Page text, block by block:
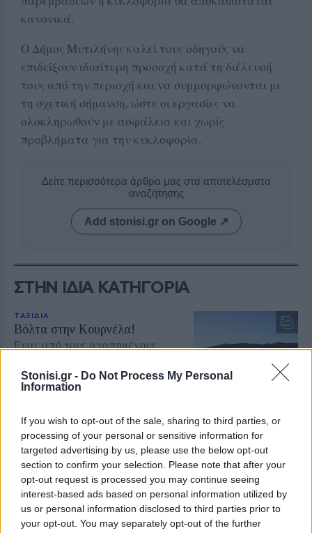
Stonisi.gr - Do Not Process My Personal
Information
If you wish to opt-out of the sale, sharing to third parties, or
processing of your personal or sensitive information for
targeted advertising by us, please use the below opt-out
section to confirm your selection. Please note that after your
opt-out request is processed you may continue seeing
interest-based ads based on personal information utilized by
us or personal information disclosed to third parties prior to
your opt-out. You may separately opt-out of the further
κανονικά.
Ο Δήμος Μυτιλήνης καλεί τους οδηγούς να
επιδείξουν ιδιαίτερη προσοχή κατά τη διέλευσή
τους από την περιοχή και να συμμορφώνονται με
τη σχετική σήμανση, ώστε οι εργασίες να
ολοκληρωθούν με ασφάλεια και χωρίς
προβλήματα για την κυκλοφορία.
Δείτε περισσότερα άρθρα μας στα αποτελέσματα
αναζήτησης
Add stonisi.gr on Google ↗
ΣΤΗΝ ΙΔΙΑ ΚΑΤΗΓΟΡΙΑ
ΤΑΞΙΔΙΑ
Βόλτα στην Κουρνέλα!
Ένας από τους αγαπημένους
προορισμούς για τους λάτρεις της
γνωρίσουν το νησί από
περιπατητικές διαδρομές
ΧΩΡΙΑ
Έσβησε ένα ξεχωριστό κομμάτι
της ιστορίας του Πολιχνίτου
Θλίψη για την απώλεια του
Ελευθέριου Συκά, του ανθρώπου
που συνέδεσε το όνομά του με τα
αναψυκτικά ΚΡΥΣΤΑΛ, την
ευγένεια και τη γενναιοδωρία